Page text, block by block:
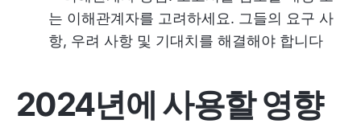
는 이해관계자를 고려하세요. 그들의 요구 사
항, 우려 사항 및 기대치를 해결해야 합니다
2024년에 사용할 영향